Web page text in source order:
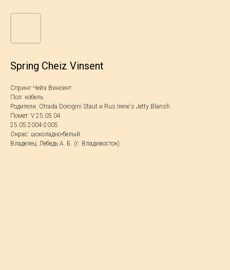
Spring Cheiz Vinsent
Спринг Чейз Винсент
Пол: кобель
Родители: Otrada Dorogini Staut и Rus Irene's Jetty Blansh
Помет: V 25.05.04
25.05.2004-2005
Окрас: шоколадно-белый
Владелец: Лебедь А. Б. (г. Владивосток)